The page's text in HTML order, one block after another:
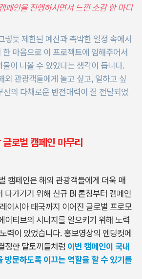
페인을 진행하시면서 느낀 소감 한 마디
렇듯 제한된 예산과 촉박한 일정 속에서
마음으로 이 프로젝트에 임해주어서
이 나올 수 있었다는 생각이 듭니다.
외 관광객들에게 놀고 싶고, 일하고 싶
의 다채로운 반전매력이 잘 전달되었
로벌 캠페인 마무리
캠페인은 해외 관광객들에게 더욱 매
다가가기 위해 신규 BI 론칭부터 캠페인
이시아 태국까지 이어진 글로벌 프로모
이티브의 시너지를 일으키기 위해 노력
력이 있었습니다. 홍보영상의 엔딩컷에
정한 달토끼들처럼 이번 캠페인이 국내
방문하도록 이끄는 역할을 할 수 있기를